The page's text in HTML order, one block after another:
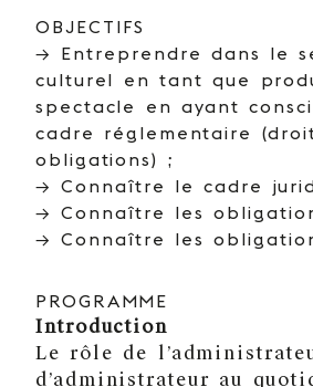
OBJECTIFS
→ Entreprendre dans le
culturel en tant que
spectacle en ayant
cadre réglementaire
obligations) ;
→ Connaître le cadre
→ Connaître les
→ Connaître les
PROGRAMME
Introduction
Le rôle de
d’administrateur au